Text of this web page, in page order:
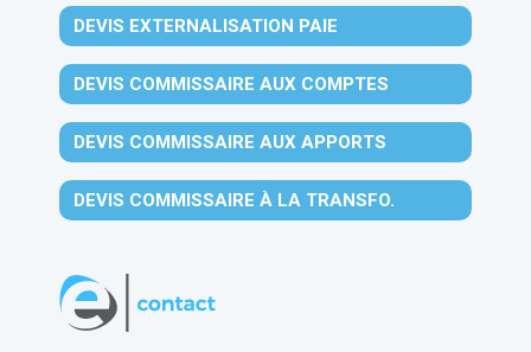
DEVIS EXTERNALISATION PAIE
DEVIS COMMISSAIRE AUX COMPTES
DEVIS COMMISSAIRE AUX APPORTS
DEVIS COMMISSAIRE À LA TRANSFO.